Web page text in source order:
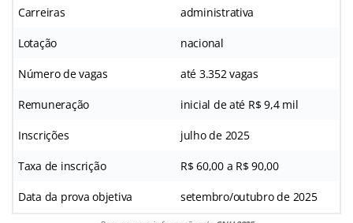
Carreiras administrativa
Lotação nacional
Número de vagas até 3.352 vagas
Remuneração inicial de até R$ 9,4 mil
Inscrições julho de 2025
Taxa de inscrição R$ 60,00 a R$ 90,00
Data da prova objetiva setembro/outubro de 2025